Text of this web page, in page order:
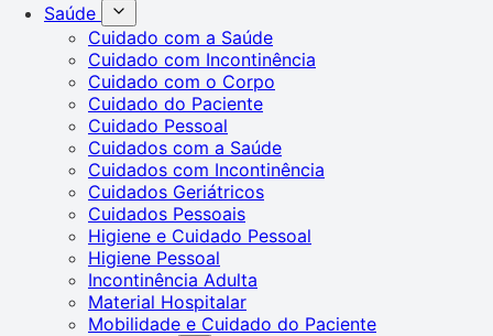
Saúde
Cuidado com a Saúde
Cuidado com Incontinência
Cuidado com o Corpo
Cuidado do Paciente
Cuidado Pessoal
Cuidados com a Saúde
Cuidados com Incontinência
Cuidados Geriátricos
Cuidados Pessoais
Higiene e Cuidado Pessoal
Higiene Pessoal
Incontinência Adulta
Material Hospitalar
Mobilidade e Cuidado do Paciente